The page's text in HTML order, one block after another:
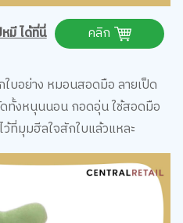
มี ได้ที่นี่ คลิก
บอย่าง หมอนสอดมือ ลายเป็ด
ทั้งหนุนนอน กอดอุ่น ใช้สอดมือ
ที่มุมฮีลใจสักใบแล้วแหละ